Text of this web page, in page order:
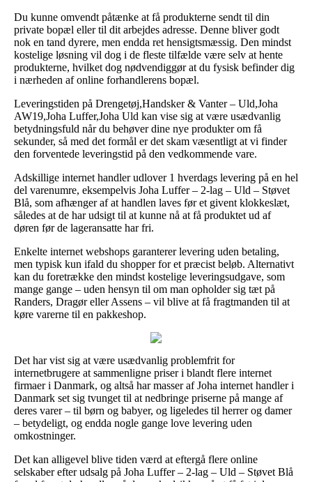
Du kunne omvendt påtænke at få produkterne sendt til din
private bopæl eller til dit arbejdes adresse. Denne bliver godt
nok en tand dyrere, men endda ret hensigtsmæssig. Den mindst
kostelige løsning vil dog i de fleste tilfælde være selv at hente
produkterne, hvilket dog nødvendiggør at du fysisk befinder dig
i nærheden af online forhandlerens bopæl.
Leveringstiden på Drengetøj,Handsker & Vanter – Uld,Joha
AW19,Joha Luffer,Joha Uld kan vise sig at være usædvanlig
betydningsfuld når du behøver dine nye produkter om få
sekunder, så med det formål er det skam væsentligt at vi finder
den forventede leveringstid på den vedkommende vare.
Adskillige internet handler udlover 1 hverdags levering på en hel
del varenumre, eksempelvis Joha Luffer – 2-lag – Uld – Støvet
Blå, som afhænger af at handlen laves før et givent klokkeslæt,
således at de har udsigt til at kunne nå at få produktet ud af
døren før de lageransatte har fri.
Enkelte internet webshops garanterer levering uden betaling,
men typisk kun ifald du shopper for et præcist beløb. Alternativt
kan du foretrække den mindst kostelige leveringsudgave, som
mange gange – uden hensyn til om man opholder sig tæt på
Randers, Dragør eller Assens – vil blive at få fragtmanden til at
køre varerne til en pakkeshop.
Det har vist sig at være usædvanlig problemfrit for
internetbrugere at sammenligne priser i blandt flere internet
firmaer i Danmark, og altså har masser af Joha internet handler i
Danmark set sig tvunget til at nedbringe priserne på mange af
deres varer – til børn og babyer, og ligeledes til herrer og damer
– betydeligt, og endda nogle gange love levering uden
omkostninger.
Det kan alligevel blive tiden værd at eftergå flere online
selskaber efter udsalg på Joha Luffer – 2-lag – Uld – Støvet Blå